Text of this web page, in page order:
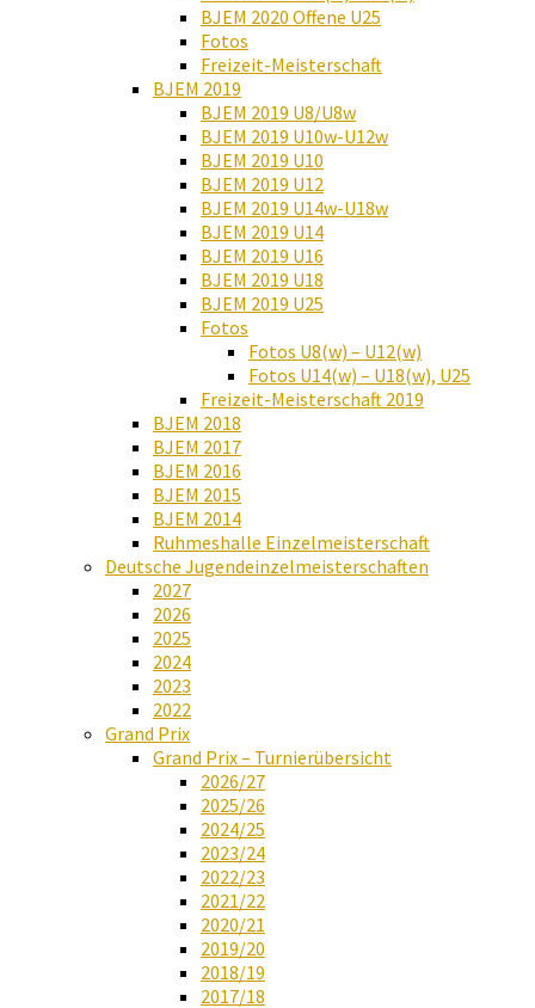
BJEM 2020 Offene U25
Fotos
Freizeit-Meisterschaft
BJEM 2019
BJEM 2019 U8/U8w
BJEM 2019 U10w-U12w
BJEM 2019 U10
BJEM 2019 U12
BJEM 2019 U14w-U18w
BJEM 2019 U14
BJEM 2019 U16
BJEM 2019 U18
BJEM 2019 U25
Fotos
Fotos U8(w) – U12(w)
Fotos U14(w) – U18(w), U25
Freizeit-Meisterschaft 2019
BJEM 2018
BJEM 2017
BJEM 2016
BJEM 2015
BJEM 2014
Ruhmeshalle Einzelmeisterschaft
Deutsche Jugendeinzelmeisterschaften
2027
2026
2025
2024
2023
2022
Grand Prix
Grand Prix – Turnierübersicht
2026/27
2025/26
2024/25
2023/24
2022/23
2021/22
2020/21
2019/20
2018/19
2017/18